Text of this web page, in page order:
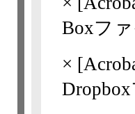
Boxフ
×